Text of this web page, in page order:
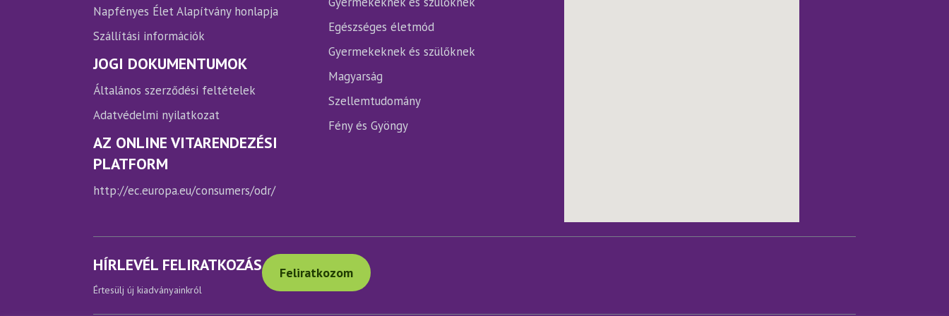
Napfényes Élet Alapítvány honlapja
Szállítási információk
JOGI DOKUMENTUMOK
Általános szerződési feltételek
Adatvédelmi nyilatkozat
AZ ONLINE VITARENDEZÉSI
PLATFORM
http://ec.europa.eu/consumers/odr/
Egészséges életmód
Gyermekeknek és szülőknek
Magyarság
Szellemtudomány
Fény és Gyöngy
HÍRLEVÉL FELIRATKOZÁS
Értesülj új kiadványainkról
Feliratkozom